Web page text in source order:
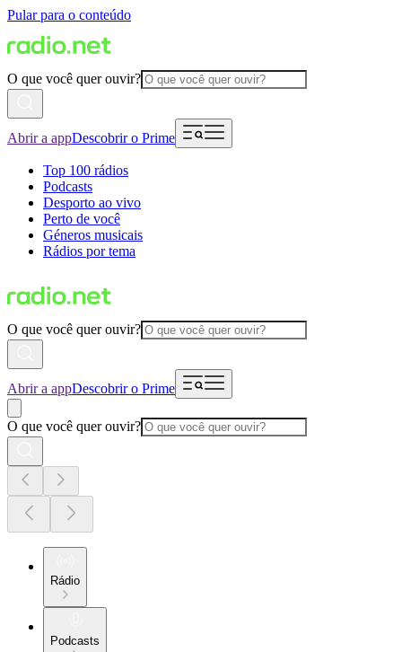
Pular para o conteúdo
O que você quer ouvir?
Abrir a appDescobrir o Prime
Top 100 rádios
Podcasts
Desporto ao vivo
Perto de você
Géneros musicais
Rádios por tema
O que você quer ouvir?
Abrir a appDescobrir o Prime
O que você quer ouvir?
Rádio
Podcasts